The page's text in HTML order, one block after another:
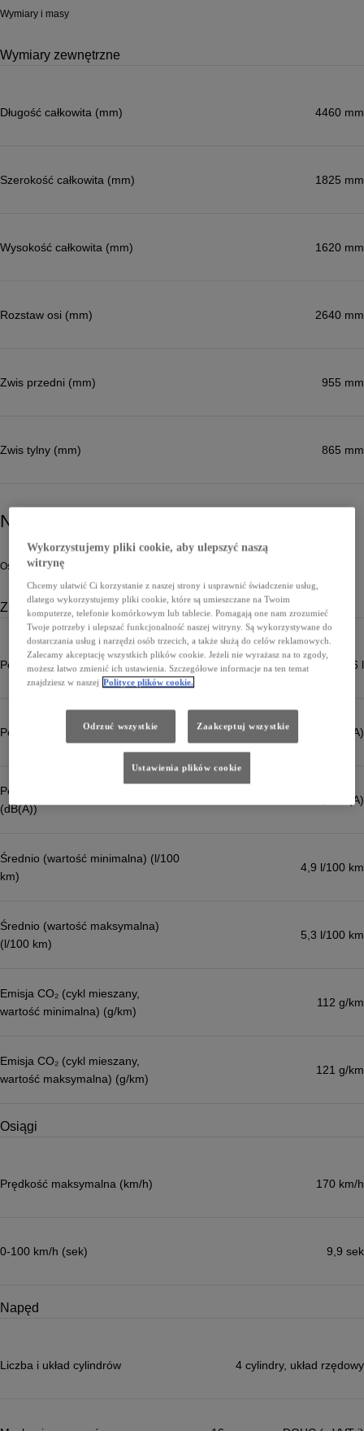
Wymiary i masy
Wymiary zewnętrzne
Długość całkowita (mm) 4460 mm
Szerokość całkowita (mm) 1825 mm
Wysokość całkowita (mm) 1620 mm
Rozstaw osi (mm) 2640 mm
Zwis przedni (mm) 955 mm
Zwis tylny (mm) 865 mm
Napęd
Osiągi i zużycie paliwa lub energii
Zużycie paliwa lub energii
Pojemność zbiornika paliwa (l) 36 l
Poziom hałasu na postoju (dB(A)) 69,0 dB(A)
Poziom hałasu podczas jazdy
(dB(A))
63,0 dB(A)
Średnio (wartość minimalna) (l/100
km)
4,9 l/100 km
Średnio (wartość maksymalna)
(l/100 km)
5,3 l/100 km
Emisja CO₂ (cykl mieszany,
wartość minimalna) (g/km)
112 g/km
Emisja CO₂ (cykl mieszany,
wartość maksymalna) (g/km)
121 g/km
Osiągi
Prędkość maksymalna (km/h) 170 km/h
0-100 km/h (sek) 9,9 sek
Napęd
Liczba i układ cylindrów 4 cylindry, układ rzędowy
Wykorzystujemy pliki cookie, aby ulepszyć naszą
witrynę
Chcemy ułatwić Ci korzystanie z naszej strony i usprawnić świadczenie usług,
dlatego wykorzystujemy pliki cookie, które są umieszczane na Twoim
komputerze, telefonie komórkowym lub tablecie. Pomagają one nam zrozumieć
Twoje potrzeby i ulepszać funkcjonalność naszej witryny. Są wykorzystywane do
dostarczania usług i narzędzi osób trzecich, a także służą do celów reklamowych.
Zalecamy akceptację wszystkich plików cookie. Jeżeli nie wyrażasz na to zgody,
możesz łatwo zmienić ich ustawienia. Szczegółowe informacje na ten temat
znajdziesz w naszej Polityce plików cookie.
Odrzuć wszystkie Zaakceptuj wszystkie
Ustawienia plików cookie